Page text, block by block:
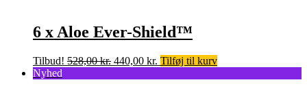
6 x Aloe Ever-Shield™
Tilbud! 528,00kr. Den
440,00 kr. Den
Tilføj til kurv
Nyhed